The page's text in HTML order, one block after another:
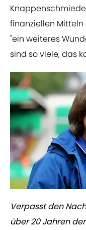
finanziellen
"ein weiteres
sind so viele, das
Verpasst den
über 20 Jahren